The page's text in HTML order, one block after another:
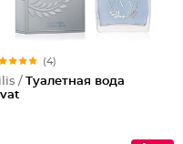
(4)
/ Туалетная вода